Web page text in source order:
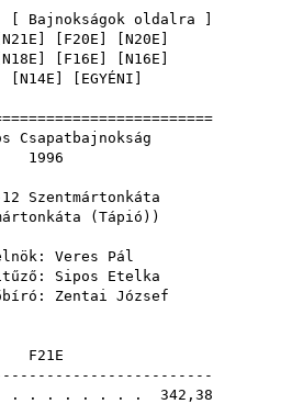
Bajnokságok oldalra
N21E F20E N20E
N18E F16E N16E
N14E EGYÉNI
Szentmártonkáta
(Tápió))
Veres Pál
Sipos Etelka
Zentai József
F21E
. . . . . . . . 342,38